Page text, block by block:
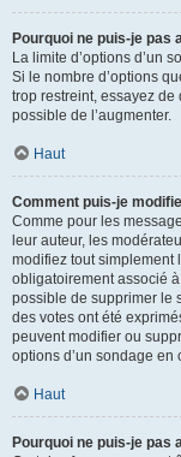
Pourquoi ne puis-je pas
La limite d’options d’un
Si le nombre d’options
trop restreint, essayez de
possible de l’augmenter.
Haut
Comment puis-je
Comme pour les
leur auteur, les
modifiez tout simplement
obligatoirement associé
possible de supprimer le
des votes ont été
peuvent modifier ou
options d’un sondage en
Haut
Pourquoi ne puis-je pas